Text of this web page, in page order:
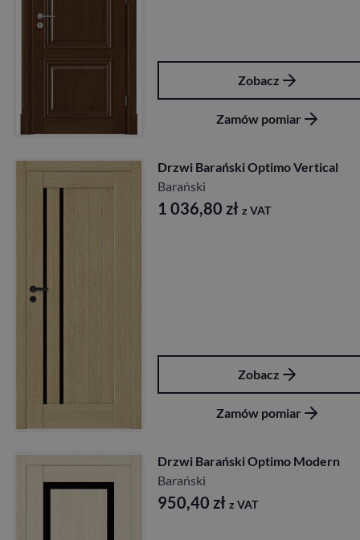
Zobacz
Zamów pomiar
Drzwi Barański Optimo Vertical
Barański
1 036,80 zł z VAT
Zobacz
Zamów pomiar
Drzwi Barański Optimo Modern
Barański
950,40 zł z VAT